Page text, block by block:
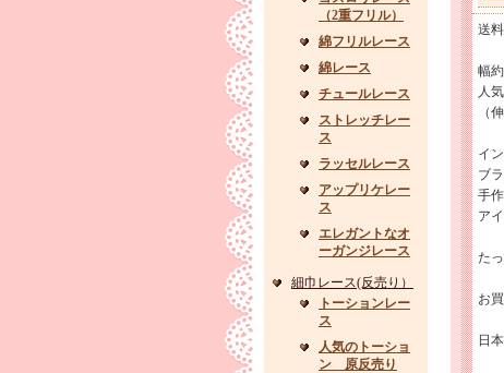
（2重フリル）
綿フリルレース
綿レース
チュールレース
ストレッチレー
ス
ラッセルレース
アップリケレー
ス
エレガントなオ
ーガンジレース
細巾レース(反売り）
トーションレー
ス
人気のトーショ
ン 原反売り
送
幅
人
（
イ
ブ
手
ア
た
お
日